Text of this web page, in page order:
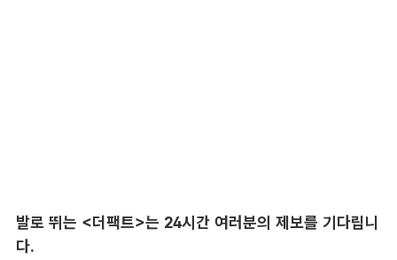
발로 뛰는 <더팩트>는 24시간 여러분의 제보를 기다립니
다.